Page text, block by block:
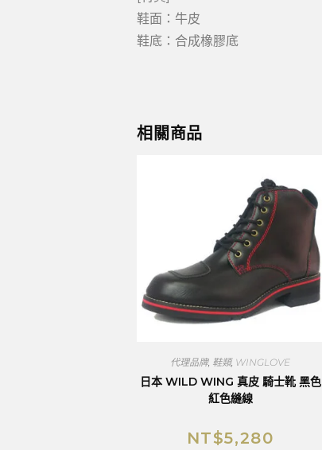
鞋面：牛皮
鞋底：合成橡膠底
相關商品
代理品牌, 鞋類, WINGLOVE
日本 WILD WING 真皮 騎士靴 黑色
紅色縫線
NT$5,280